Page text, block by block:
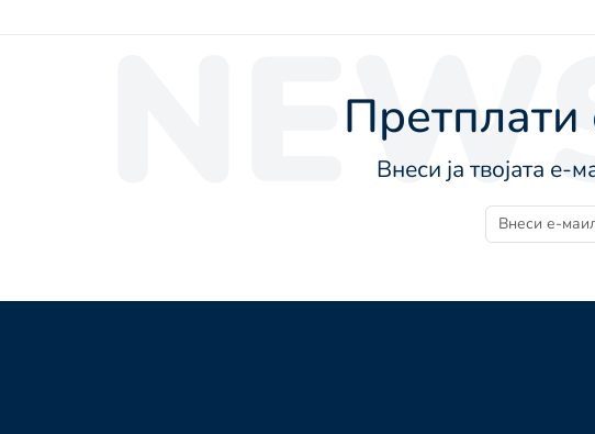
Внеси ја твојата е-